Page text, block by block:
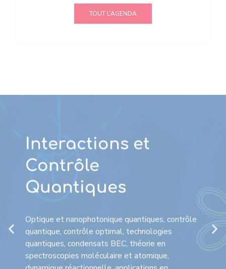
TOUT L’AGENDA
Interactions et
Contrôle
Quantiques
Optique et nanophotonique quantiques, contrôle
quantique, contrôle optimal, technologies
quantiques, condensats BEC, théorie en
spectroscopies moléculaire et atomique,
dynamique réactionnelle, applications en